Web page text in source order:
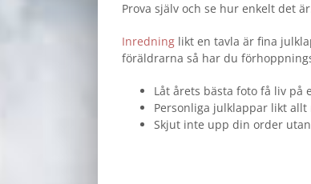
Prova själv och se hur enkelt det
Inredning likt en tavla är fina
föräldrarna så har du
Låt årets bästa foto få liv på
Personliga julklappar likt
Skjut inte upp din order